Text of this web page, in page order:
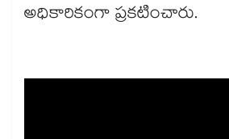
అధికారికంగా ప్రకటించారు.